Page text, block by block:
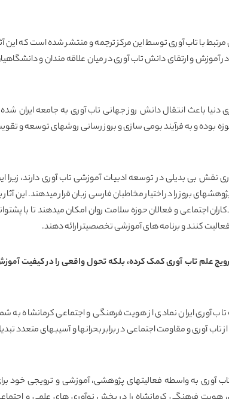
تخصصی مرتبط با تاب آوری توسط این مرکز ترجمه و منتشر شده است که این
و ارتقای دانش تاب آوری در میان علاقه مندان و
دنیا باعث انتقال دانش روز جهانی تاب آوری به جامعه ایران
بوده و به فرآیند بومی سازی و بروز رسانی روشهای توسعه و
نقش بی بدیلی در توسعه ادبیات آموزشی تاب آوری دارند، زیرا
بروز را در اختیار مخاطبان فارسی زبان قرار میدهند. این آثار
اجتماعی و فعالان حوزه سلامت روان امکان میدهند تا با
کنند و برنامه های آموزشی تخصصیتر ارائه دهند.
علم تاب آوری کمک کرده، بلکه تحول واقعی را در کیفیت
آوری ایران نمادی از هویت فرهنگی و اجتماعی کرمانشاه به
آوری و مقاومت اجتماعی در برابر بحرانها و آسیبهای متعدد
آوری به واسطه فعالیتهای پژوهشی، آموزشی و ترویجی خود